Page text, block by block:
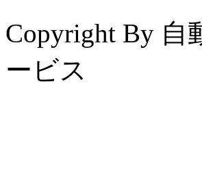
Copyright By
ービス